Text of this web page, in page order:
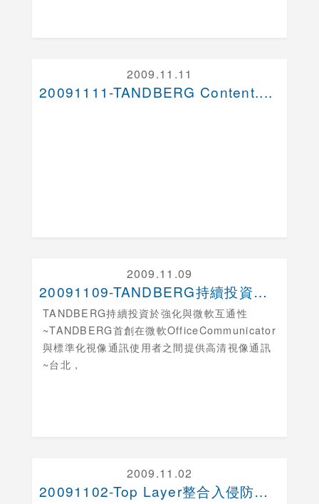
2009.11.11
20091111-TANDBERG Content....
2009.11.09
20091109-TANDBERG持續投資於強化與....
TANDBERG持續投資於強化與微軟互通性
~TANDBERG首創在微軟OfficeCommunicator
與標準化視像通訊使用者之間提供高清視像通訊
~台北，
2009.11.02
20091102-Top Layer整合入侵防禦與....